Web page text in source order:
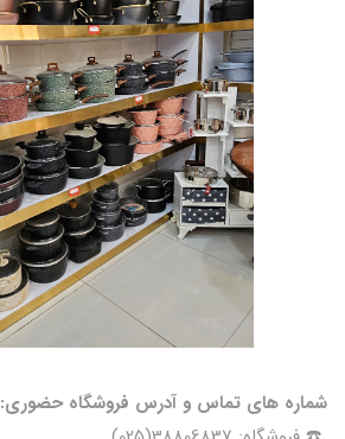
شماره های تماس و آدرس فروشگاه حضوری: